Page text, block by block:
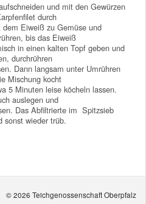
und mit den Gewürzen
durch
Eiweiß zu Gemüse und
bis das Eiweiß
in einen kalten Topf geben und
durchrühren
Dann langsam unter Umrühren
Mischung kocht
5 Minuten leise köcheln lassen.
auslegen und
Das Abfiltrierte im Spitzsieb
sonst wieder trüb.
© 2026 Teichgenossenschaft Oberpfalz